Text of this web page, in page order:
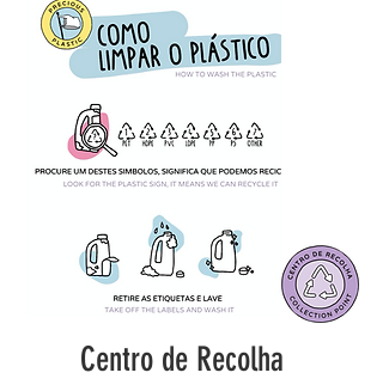
Centro de Recolha